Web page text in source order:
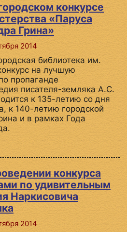
конкурсе
«Паруса
Грина»
2014
библиотека им.
на лучшую
пропаганде
писателя-земляка А.С.
к 135-летию со дня
к 140-летию городской
и в рамках Года
конкурса
по удивительным
Наркисовича
2014